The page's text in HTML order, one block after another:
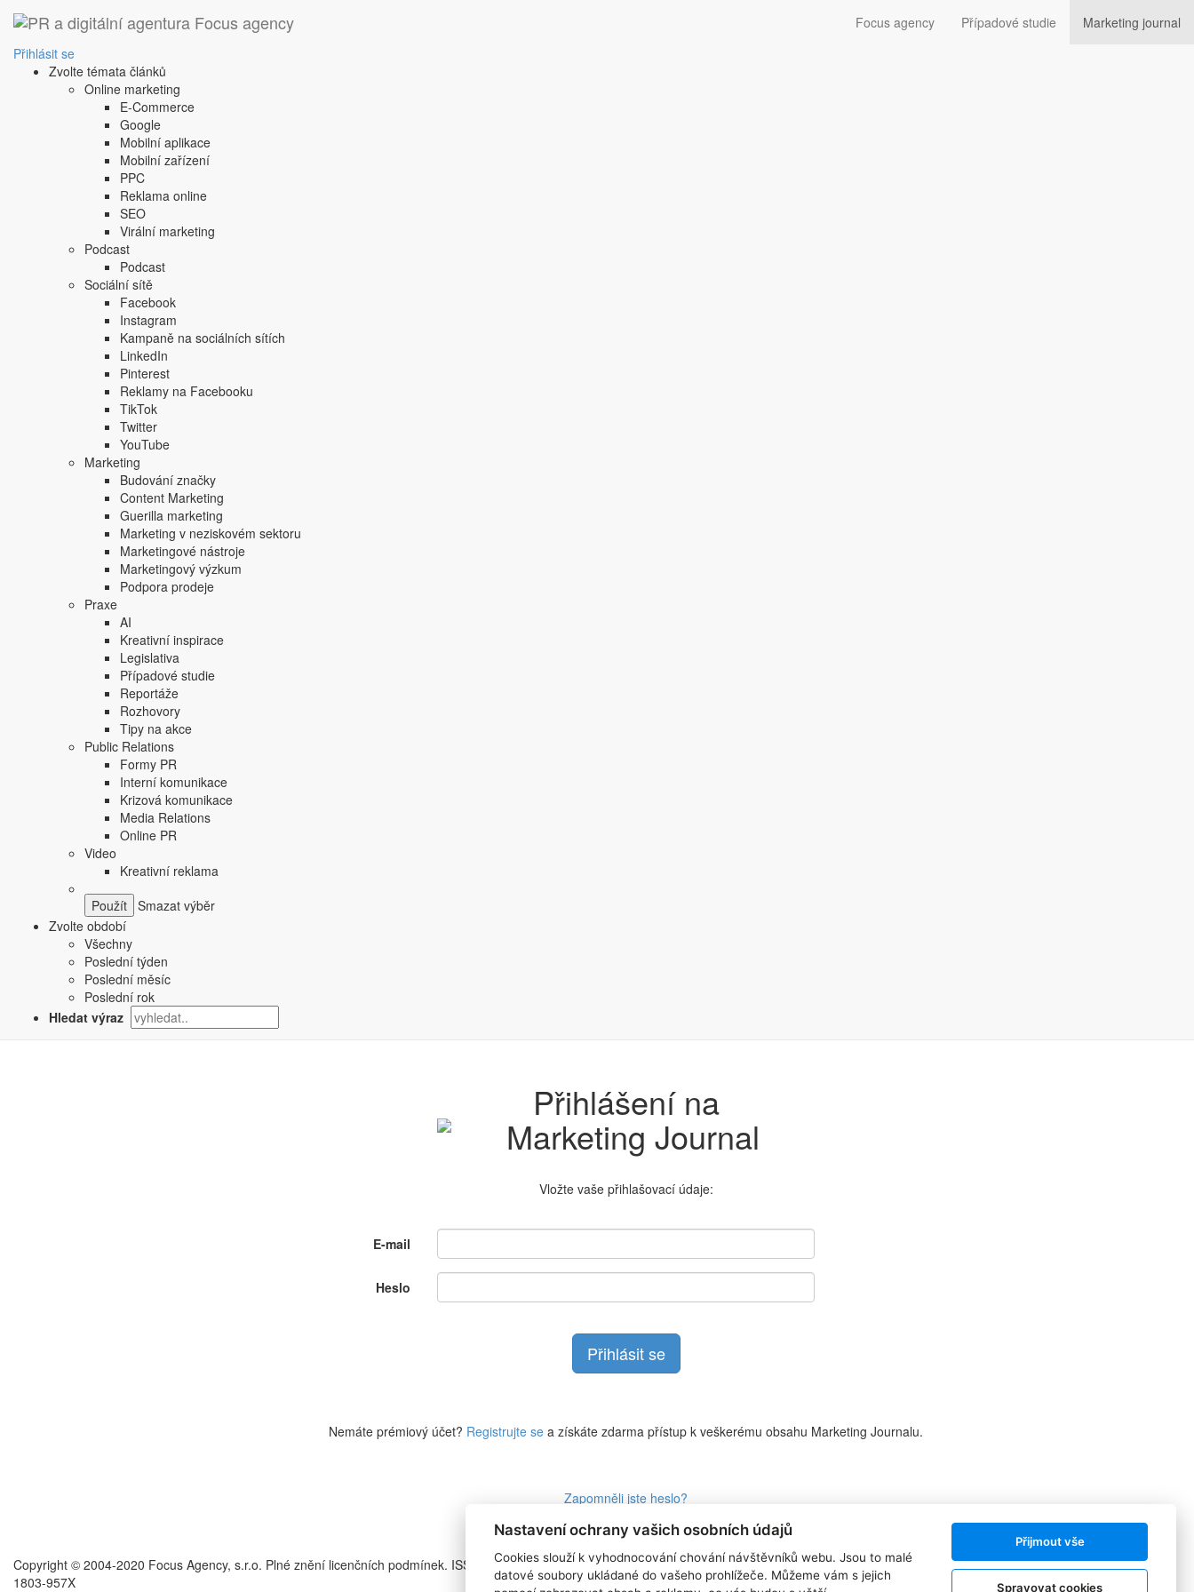
Focus agency Případové studie
Marketing journal
Přihlásit se
Zvolte témata článků
Online marketing
E-Commerce
Google
Mobilní aplikace
Mobilní zařízení
PPC
Reklama online
SEO
Virální marketing
Podcast
Podcast
Sociální sítě
Facebook
Instagram
Kampaně na sociálních sítích
LinkedIn
Pinterest
Reklamy na Facebooku
TikTok
Twitter
YouTube
Marketing
Budování značky
Content Marketing
Guerilla marketing
Marketing v neziskovém sektoru
Marketingové nástroje
Marketingový výzkum
Podpora prodeje
Praxe
AI
Kreativní inspirace
Legislativa
Případové studie
Reportáže
Rozhovory
Tipy na akce
Public Relations
Formy PR
Interní komunikace
Krizová komunikace
Media Relations
Online PR
Video
Kreativní reklama
Smazat výběr
Zvolte období
Všechny
Poslední týden
Poslední měsíc
Poslední rok
Hledat výraz
Přihlášení na
Vložte vaše přihlašovací údaje:
E-mail
Heslo
Nemáte prémiový účet? Registrujte sea získáte zdarma přístup k veškerému obsahu Marketing Journalu.
Zapomněli jste heslo?
Copyright © 2004-2020 Focus Agency, s.r.o. Plné znění licenčních podmínek. ISSN
1803-957X
RSS 1
Štítky
Sledujte nás:
Nastavení ochrany vašich osobních údajů
Cookies slouží k vyhodnocování chování návštěvníků webu. Jsou to malé
datové soubory ukládané do vašeho prohlížeče. Můžeme vám s jejich
Přijmout vše
Spravovat cookies